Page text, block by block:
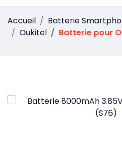
Accueil
Batterie
Oukitel
Batterie pour